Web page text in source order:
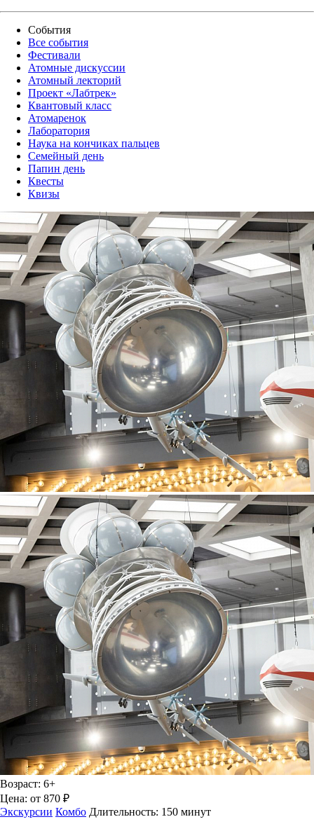
События
Все события
Фестивали
Атомные дискуссии
Атомный лекторий
Проект «Лабтрек»
Квантовый класс
Атомаренок
Лаборатория
Наука на кончиках пальцев
Семейный день
Папин день
Квесты
Квизы
Возраст: 6+
Цена: от 870 ₽
Экскурсии Комбо Длительность: 150 минут